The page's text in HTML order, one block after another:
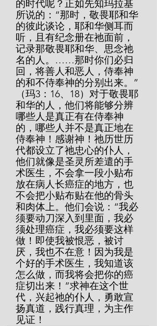
的时代呢？正如先知玛拉基
所说的：“那时，敬畏耶和华
的彼此谈论，耶和华侧耳而
听，且有纪念册在祂面前，
记录那敬畏耶和华、思念祂
名的人。……那时你们必归
回，将善人和恶人，侍奉神
的和不侍奉神的分别出来。”
（玛3：16、18）对于敬畏耶
和华的人，他们将能够分辨
哪些人是真正有在侍奉神
的，哪些人并不是真正地在
侍奉神！感谢神！祂历世历
代都设立了祂忠心的仆人，
他们就像是圣灵所差遣的手
术医生，不会拿一段小贴布
放在病人长癌症的地方，也
不会把小贴布贴在他的骨头
和肉体上。他们会说：“我必
须要动刀深入到里面，我必
须处理癌症，我必须要这样
做！即使我被恨恶，被讨
厌，我也不在意！因为我是
个好的手术医生，我知道该
怎么做，而我将会把你的癌
症切出来！”求神在这个世
代，兴起祂的仆人，勇敢宣
扬真道，践行真理，为主作
见证！